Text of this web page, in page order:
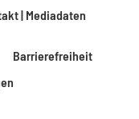
| Mediadaten
Barrierefreiheit